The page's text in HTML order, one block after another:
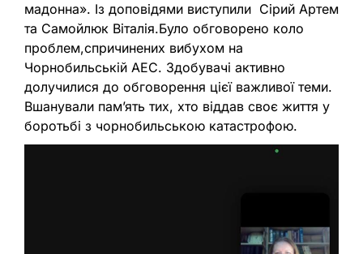
мадонна». Із доповідями виступили Сірий Артем
та Самойлюк Віталія.Було обговорено коло
проблем,спричинених вибухом на
Чорнобильській АЕС. Здобувачі активно
долучилися до обговорення цієї важливої теми.
Вшанували пам’ять тих, хто віддав своє життя у
боротьбі з чорнобильською катастрофою.